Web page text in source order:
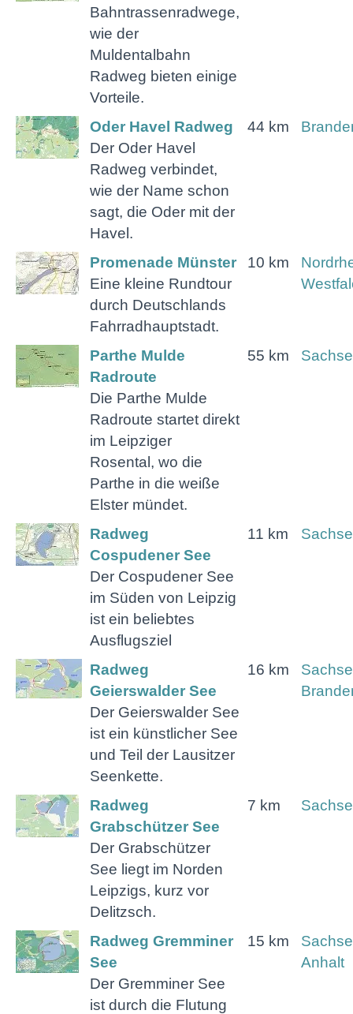
Bahntrassenradwege,
wie der
Muldentalbahn
Radweg bieten einige
Vorteile.
Oder Havel Radweg
Der Oder Havel
Radweg verbindet,
wie der Name schon
sagt, die Oder mit der
Havel.
44 km
Promenade Münster
Eine kleine Rundtour
durch Deutschlands
Fahrradhauptstadt.
10 km
Parthe Mulde
Radroute
Die Parthe Mulde
Radroute startet direkt
im Leipziger
Rosental, wo die
Parthe in die weiße
Elster mündet.
55 km
Radweg
Cospudener See
Der Cospudener See
im Süden von Leipzig
ist ein beliebtes
Ausflugsziel
11 km
Radweg
Geierswalder See
Der Geierswalder See
ist ein künstlicher See
und Teil der Lausitzer
Seenkette.
16 km
Radweg
Grabschützer See
Der Grabschützer
See liegt im Norden
Leipzigs, kurz vor
Delitzsch.
7 km
Radweg Gremminer
See
Der Gremminer See
ist durch die Flutung
15 km
Anhalt